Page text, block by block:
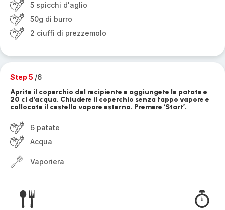
5 spicchi d'aglio
50g di burro
2 ciuffi di prezzemolo
Step 5 /6
Aprite il coperchio del recipiente e aggiungete le patate e
20 cl d’acqua. Chiudere il coperchio senza tappo vapore e
collocate il cestello vapore esterno. Premere ‘Start’.
6 patate
Acqua
Vaporiera